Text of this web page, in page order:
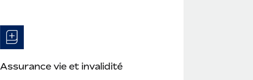
Assurance vie et invalidité